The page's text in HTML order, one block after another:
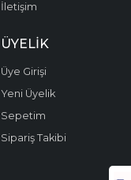
İletişim
ÜYELIK
Üye Girişi
Yeni Üyelik
Sepetim
Sipariş Takibi